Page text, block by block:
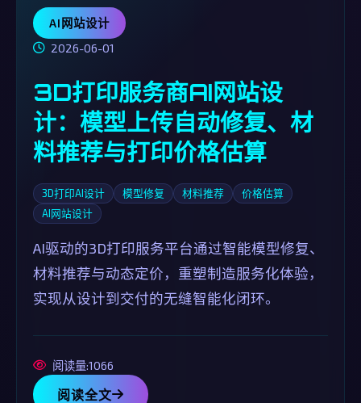
AI网站设计
2026-06-01
3D打印服务商AI网站设
计：模型上传自动修复、材
料推荐与打印价格估算
3D打印AI设计 模型修复 材料推荐
价格估算
AI网站设计
AI驱动的3D打印服务平台通过智能模型修复、
材料推荐与动态定价，重塑制造服务化体验，
实现从设计到交付的无缝智能化闭环。
阅读量:1066
阅读全文